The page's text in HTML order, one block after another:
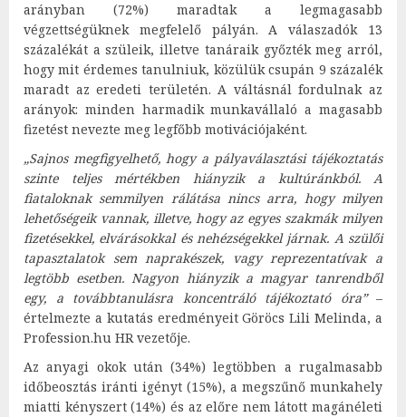
arányban (72%) maradtak a legmagasabb
végzettségüknek megfelelő pályán. A válaszadók 13
százalékát a szüleik, illetve tanáraik győzték meg arról,
hogy mit érdemes tanulniuk, közülük csupán 9 százalék
maradt az eredeti területén. A váltásnál fordulnak az
arányok: minden harmadik munkavállaló a magasabb
fizetést nevezte meg legfőbb motivációjaként.
„Sajnos megfigyelhető, hogy a pályaválasztási tájékoztatás
szinte teljes mértékben hiányzik a kultúránkból. A
fiataloknak semmilyen rálátása nincs arra, hogy milyen
lehetőségeik vannak, illetve, hogy az egyes szakmák milyen
fizetésekkel, elvárásokkal és nehézségekkel járnak. A szülői
tapasztalatok sem naprakészek, vagy reprezentatívak a
legtöbb esetben. Nagyon hiányzik a magyar tanrendből
egy, a továbbtanulásra koncentráló tájékoztató óra” –
értelmezte a kutatás eredményeit Göröcs Lili Melinda, a
Profession.hu HR vezetője.
Az anyagi okok után (34%) legtöbben a rugalmasabb
időbeosztás iránti igényt (15%), a megszűnő munkahely
miatti kényszert (14%) és az előre nem látott magánéleti